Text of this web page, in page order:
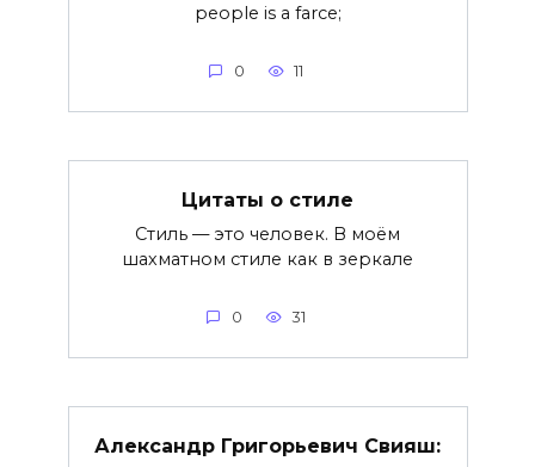
people is a farce;
0 11
Цитаты о стиле
Стиль — это человек. В моём
шахматном стиле как в зеркале
0 31
Александр Григорьевич Свияш: